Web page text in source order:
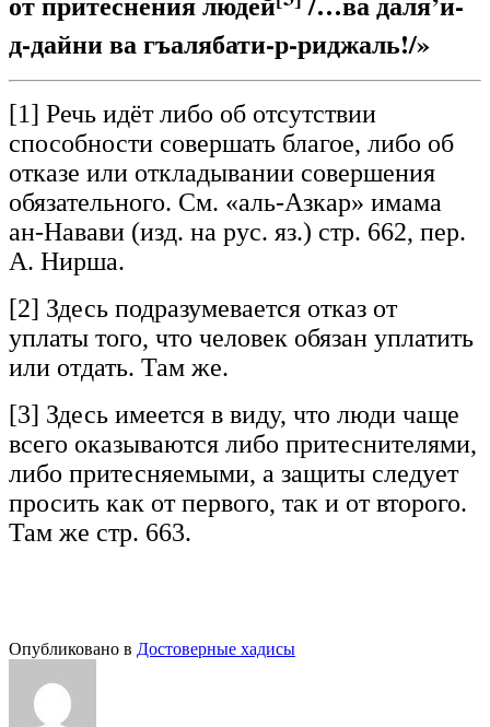
д-дайни ва гъалябати-р-риджаль!/»
[1] Речь идёт либо об отсутствии
способности совершать бла­гое, либо об
отказе или откладывании совершения
обязатель­ного. См. «аль-Азкар» имама
ан-Навави (изд. на рус. яз.) стр. 662, пер.
А. Нирша.
[2] Здесь подразумевается отказ от
уплаты того, что человек обязан уплатить
или отдать. Там же.
[3] Здесь имеется в виду, что люди чаще
всего оказываются либо притеснителями,
либо притесняемыми, а защиты следует
просить как от первого, так и от второго.
Там же стр. 663.
Опубликовано в Достоверные хадисы